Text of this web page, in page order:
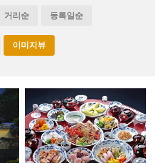
거리순 등록일순
이미지뷰